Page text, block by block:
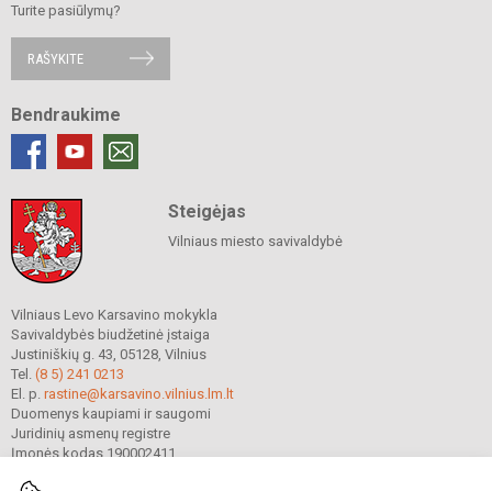
Turite pasiūlymų?
RAŠYKITE
Bendraukime
Steigėjas
Vilniaus miesto savivaldybė
Vilniaus Levo Karsavino mokykla
Savivaldybės biudžetinė įstaiga
Justiniškių g. 43, 05128, Vilnius
Tel. (8 5) 241 0213
El. p. rastine@karsavino.vilnius.lm.lt
Duomenys kaupiami ir saugomi
Juridinių asmenų registre
Įmonės kodas 190002411